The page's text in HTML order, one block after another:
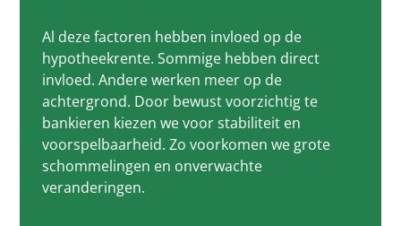
Al deze factoren hebben invloed op de
hypotheekrente. Sommige hebben direct
invloed. Andere werken meer op de
achtergrond. Door bewust voorzichtig te
bankieren kiezen we voor stabiliteit en
voorspelbaarheid. Zo voorkomen we grote
schommelingen en onverwachte
veranderingen.